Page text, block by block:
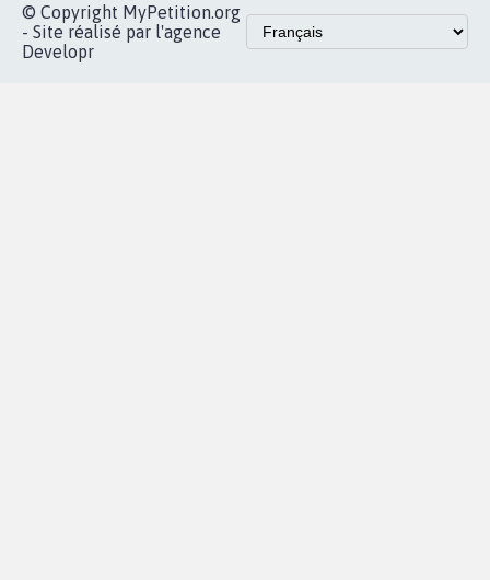
© Copyright MyPetition.org
- Site réalisé par l'agence
Developr